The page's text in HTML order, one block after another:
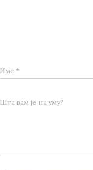
Име *
Шта вам је на уму?